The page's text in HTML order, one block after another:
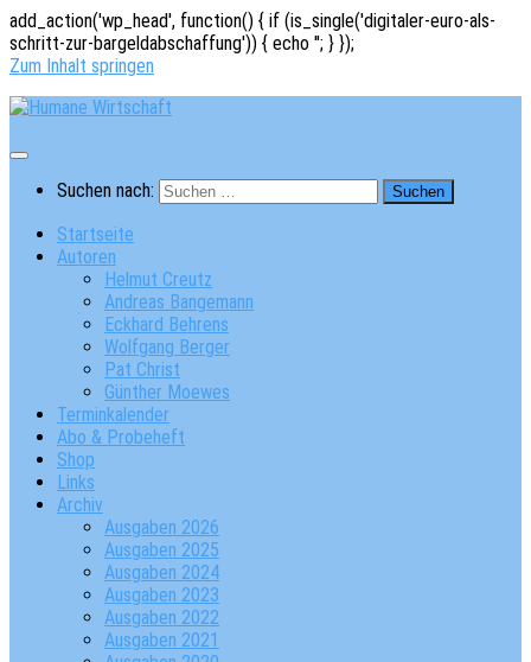
add_action('wp_head', function() { if (is_single('digitaler-euro-als-
schritt-zur-bargeldabschaffung')) { echo ''; } });
Zum Inhalt springen
Suchen nach:
Startseite
Autoren
Helmut Creutz
Andreas Bangemann
Eckhard Behrens
Wolfgang Berger
Pat Christ
Günther Moewes
Terminkalender
Abo & Probeheft
Shop
Links
Archiv
Ausgaben 2026
Ausgaben 2025
Ausgaben 2024
Ausgaben 2023
Ausgaben 2022
Ausgaben 2021